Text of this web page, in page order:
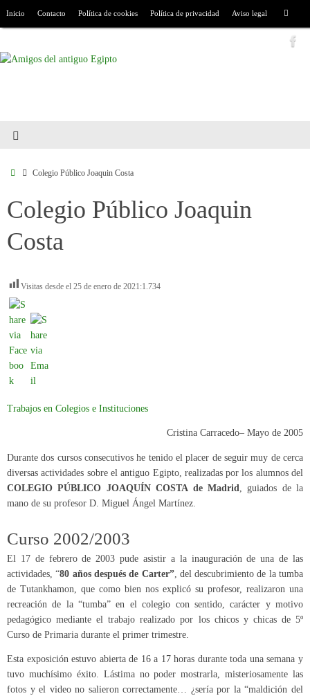
Inicio Contacto Política de cookies Política de privacidad Aviso legal
Colegio Público Joaquin Costa
Colegio Público Joaquin
Costa
Visitas desde el 25 de enero de 2021:1.734
Trabajos en Colegios e Instituciones
Cristina Carracedo– Mayo de 2005
Durante dos cursos consecutivos he tenido el placer de seguir muy de cerca
diversas actividades sobre el antiguo Egipto, realizadas por los alumnos del
COLEGIO PÚBLICO JOAQUÍN COSTA de Madrid , guiados de la
mano de su profesor D. Miguel Ángel Martínez.
Curso 2002/2003
El 17 de febrero de 2003 pude asistir a la inauguración de una de las
actividades, “80 años después de Carter”, del descubrimiento de la tumba
de Tutankhamon, que como bien nos explicó su profesor, realizaron una
recreación de la “tumba” en el colegio con sentido, carácter y motivo
pedagógico mediante el trabajo realizado por los chicos y chicas de 5º
Curso de Primaria durante el primer trimestre.
Esta exposición estuvo abierta de 16 a 17 horas durante toda una semana y
tuvo muchísimo éxito. Lástima no poder mostrarla, misteriosamente las
fotos y el video no salieron correctamente… ¿sería por la “maldición del